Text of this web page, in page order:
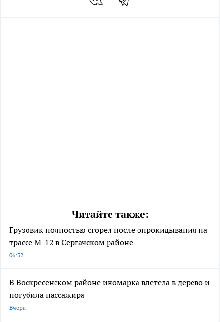
Читайте также:
Грузовик полностью сгорел после опрокидывания на
трассе М-12 в Сергачском районе
06:32
В Воскресенском районе иномарка влетела в дерево и
погубила пассажира
Вчера